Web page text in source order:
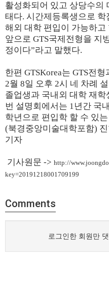
활성화되어 있고 상당수의
태다. 시간제등록생으로
해외 대학 편입이 가능하
앞으로 GTS국제전형을 지
정이다”라고 말했다.
한편 GTSKorea는 GTS전
2월 8일 오후 2시 네 차례
졸업생과 국내외 대학 재학
번 설명회에서는 1년간 국
학년으로 편입학 할 수 있
(북경중앙미술대학포함)
기자
기사원문 -> http://
key=20191218001709199
Comments
로그인한 회원만